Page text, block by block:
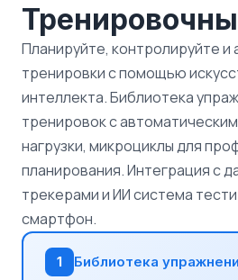
Планируйте, контролируйте и
тренировки с помощью
интеллекта. Библиотека
тренировок с
нагрузки, микроциклы для
планирования. Интеграция с
трекерами и ИИ система
смартфон.
1 Библиотека